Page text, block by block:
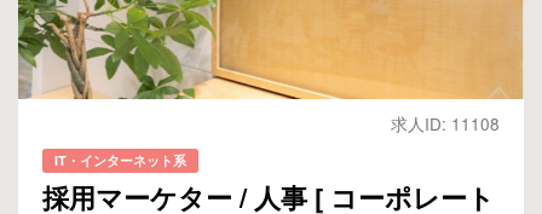
求人ID: 11108
IT・インターネット系
採用マーケター / 人事 [ コーポレート